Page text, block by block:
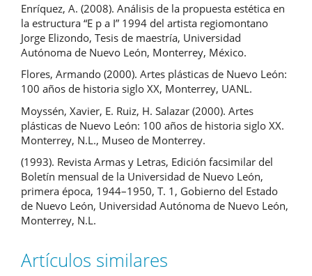
Enríquez, A. (2008). Análisis de la propuesta estética en
la estructura “E p a I” 1994 del artista regiomontano
Jorge Elizondo, Tesis de maestría, Universidad
Autónoma de Nuevo León, Monterrey, México.
Flores, Armando (2000). Artes plásticas de Nuevo León:
100 años de historia siglo XX, Monterrey, UANL.
Moyssén, Xavier, E. Ruiz, H. Salazar (2000). Artes
plásticas de Nuevo León: 100 años de historia siglo XX.
Monterrey, N.L., Museo de Monterrey.
(1993). Revista Armas y Letras, Edición facsimilar del
Boletín mensual de la Universidad de Nuevo León,
primera época, 1944–1950, T. 1, Gobierno del Estado
de Nuevo León, Universidad Autónoma de Nuevo León,
Monterrey, N.L.
Artículos similares